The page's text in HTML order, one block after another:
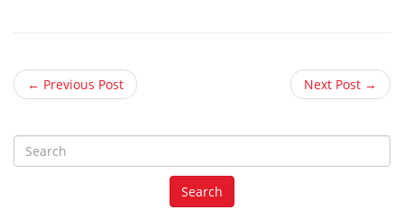
← Previous Post Next Post →
e
a
r
Search